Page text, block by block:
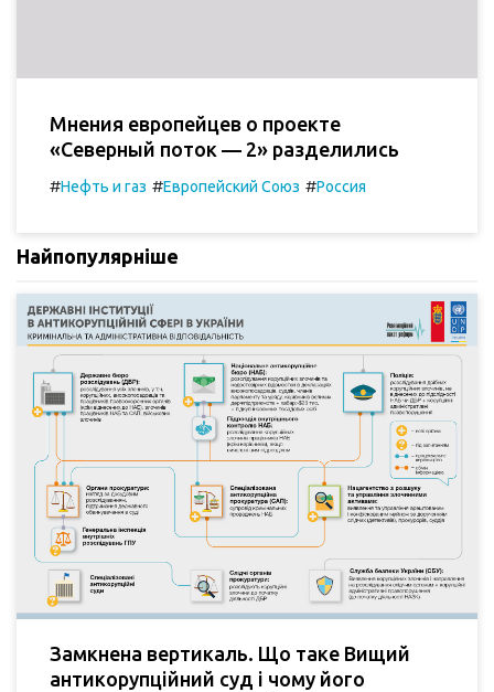
Мнения европейцев о проекте
«Северный поток — 2» разделились
#Нефть и газ #Европейский Союз #Россия
Найпопулярніше
Замкнена вертикаль. Що таке Вищий
антикорупційний суд і чому його